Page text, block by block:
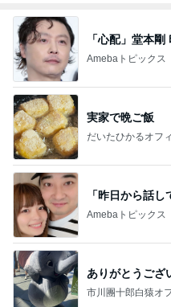
「心配」堂本
Amebaトピックス
実家で晩ご飯
だいたひかるオフ
「昨日から話
Amebaトピックス
ありがとうござ
市川團十郎白猿オ